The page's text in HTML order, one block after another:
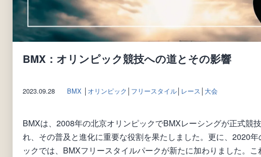
BMX：オリンピック競技への道とその影響
2023.09.28 BMX │ オリンピック │ フリースタイル│ レース │ 大会
BMXは、2008年の北京オリンピックでBMXレーシングが正式競
れ、その普及と進化に重要な役割を果たしました。更に、2020
ックでは、BMXフリースタイルパークが新たに加わりました。